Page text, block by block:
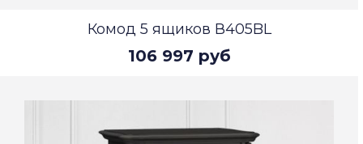
Комод 5 ящиков В405BL
106 997 руб